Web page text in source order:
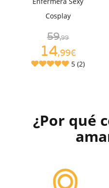
Cosplay
59,99
14,99€
5 (2)
¿Por qué